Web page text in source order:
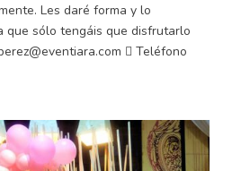
Les daré forma y lo
que sólo tengáis que disfrutarlo
 Teléfono